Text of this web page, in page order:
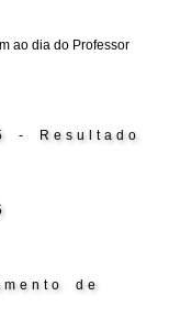
ao dia do Professor
- Resultado
de